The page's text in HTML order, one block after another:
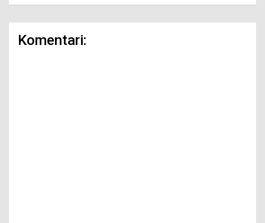
Komentari: